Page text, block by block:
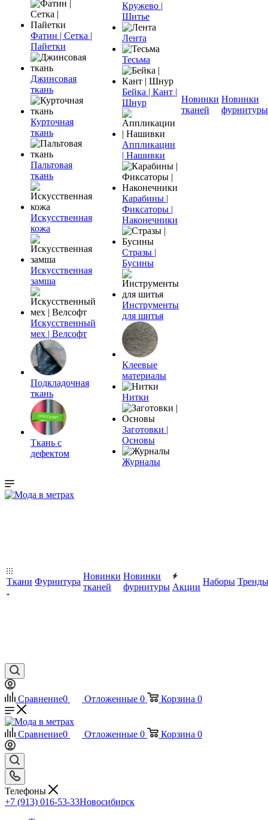
Фатин | Сетка |
Пайетки
Джинсовая
ткань
Курточная
ткань
Пальтовая
ткань
Искусственная
кожа
Искусственная
замша
Искусственный
мех | Велсофт
Подкладочная
ткань
Ткань с
дефектом
Кружево |
Шитье
Лента
Тесьма
Бейка | Кант |
Шнур
Аппликации
| Нашивки
Карабины |
Фиксаторы |
Наконечники
Стразы |
Бусины
Инструменты
для шитья
Клеевые
материалы
Нитки
Заготовки |
Основы
Журналы
Новинки
тканей
Новинки
фурнитуры
Ткани Фурнитура
Новинки
тканей
Новинки
фурнитуры Акции
Наборы Тренды
Сравнение0 Отложенные 0 Корзина 0
Сравнение0 Отложенные 0 Корзина 0
Телефоны
+7 (913) 016-53-33Новосибирск